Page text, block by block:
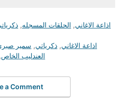
اذاعة الاغاني, الحلقات المسجله,
اذاعة الاغاني, ذكرياتي, سمير
العندليب الخاص,
a Comment